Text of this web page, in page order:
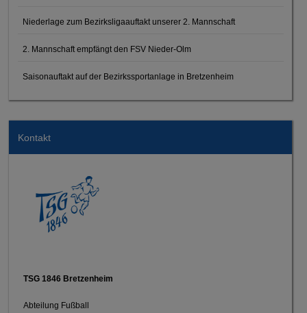
Niederlage zum Bezirksligaauftakt unserer 2. Mannschaft
2. Mannschaft empfängt den FSV Nieder-Olm
Saisonauftakt auf der Bezirkssportanlage in Bretzenheim
Kontakt
TSG 1846 Bretzenheim
Abteilung Fußball